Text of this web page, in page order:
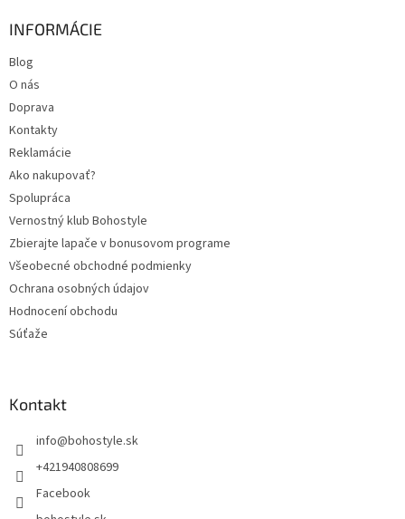
INFORMÁCIE
Blog
O nás
Doprava
Kontakty
Reklamácie
Ako nakupovať?
Spolupráca
Vernostný klub Bohostyle
Zbierajte lapače v bonusovom programe
Všeobecné obchodné podmienky
Ochrana osobných údajov
Hodnocení obchodu
Súťaže
Kontakt
info@bohostyle.sk
+421940808699
Facebook